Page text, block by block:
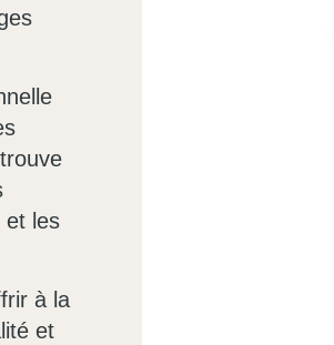
et les
à la
et